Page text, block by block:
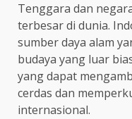
Tenggara dan
terbesar di dunia.
sumber daya alam
budaya yang luar
yang dapat
cerdas dan
internasional.